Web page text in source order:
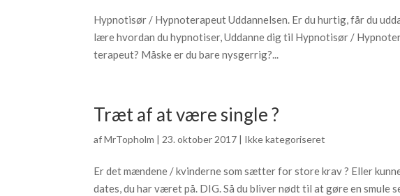
Hypnotisør / Hypnoterapeut Uddannelsen. Er du hurtig, får du
lære hvordan du hypnotiser, Uddanne dig til Hypnotisør /
terapeut? Måske er du bare nysgerrig?...
Træt af at være single ?
afMrTopholm | 23. oktober 2017 | Ikke kategoriseret
Er det mændene / kvinderne som sætter for store krav ? Eller
dates, du har været på. DIG. Så du bliver nødt til at gøre en smule